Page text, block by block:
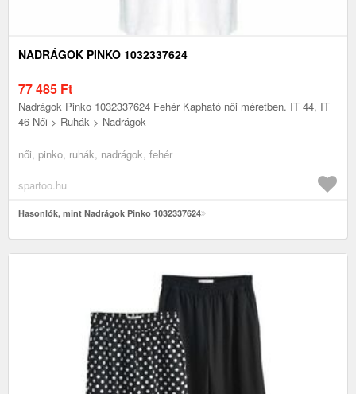
NADRÁGOK PINKO 1032337624
77 485 Ft
Nadrágok Pinko 1032337624 Fehér Kapható női méretben. IT 44, IT
46 Női > Ruhák > Nadrágok
női, pinko, ruhák, nadrágok, fehér
spartoo.hu
Hasonlók, mint Nadrágok Pinko 1032337624